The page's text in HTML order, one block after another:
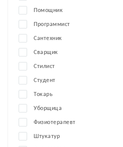
Помощник
Программист
Сантехник
Сварщик
Стилист
Студент
Токарь
Уборщица
Физиотерапевт
Штукатур